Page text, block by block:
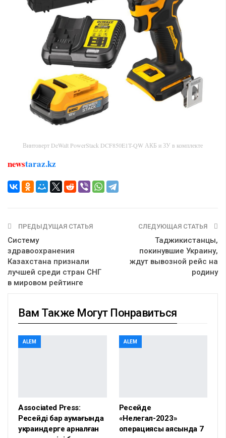
Винтоверт DeWalt PowerStack DCF850E1T-QW АКБ и ЗУ в комплекте
newstaraz.kz
ПРЕДЫДУЩАЯ СТАТЬЯ
Систему
здравоохранения
Казахстана признали
лучшей среди стран СНГ
в мировом рейтинге
СЛЕДУЮЩАЯ СТАТЬЯ
Таджикистанцы,
покинувшие Украину,
ждут вывозной рейс на
родину
Вам Также Могут Понравиться
ALEM
Associated Press:
Ресейдің бар аумағында
украиндерге арналған
ALEM
Ресейде
«Нелегал-2023»
операциясы аясында 7